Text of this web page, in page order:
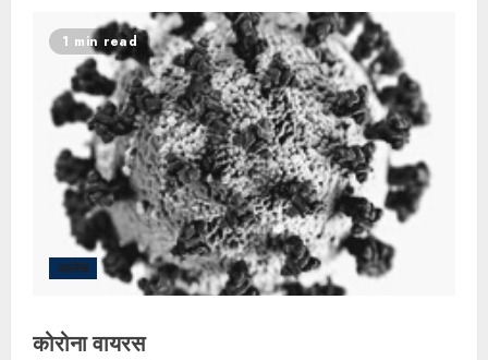
1 min read
आलेख
कोरोना वायरस